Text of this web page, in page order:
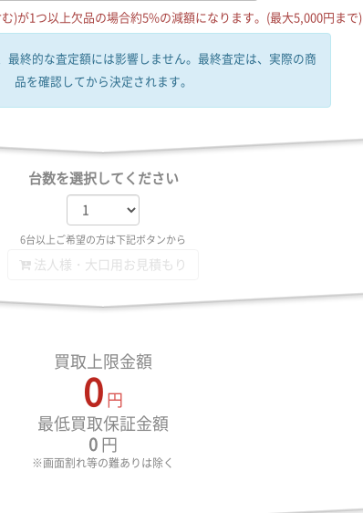
)が1つ以上欠品の場合約5%の減額になります。(最大5,000円まで)
最終的な査定額には影響しません。 最終査定は、実際の商
品を確認してから決定されます。
台数を選択してください
6台以上ご希望の方は下記ボタンから
法人様・大口用お見積もり
買取上限金額
0 円
最低買取保証金額
0 円
※画面割れ等の難ありは除く